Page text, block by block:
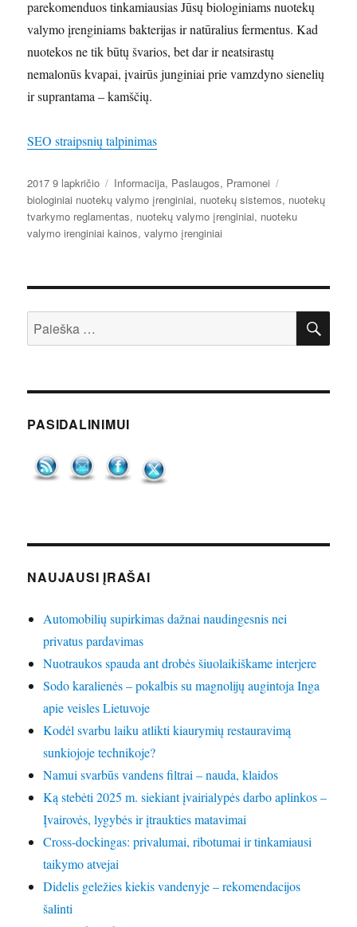
parekomenduos tinkamiausias Jūsų biologiniams nuotekų
valymo įrenginiams bakterijas ir natūralius fermentus. Kad
nuotekos ne tik būtų švarios, bet dar ir neatsirastų
nemalonūs kvapai, įvairūs junginiai prie vamzdyno sienelių
ir suprantama – kamščių.
SEO straipsnių talpinimas
Paskelbta
2017 9 lapkričio Kategorijos
Informacija, Paslaugos, Pramonei
biologiniai nuotekų valymo įrenginiai, nuotekų sistemos, nuotekų
tvarkymo reglamentas, nuotekų valymo įrenginiai, nuoteku
valymo irenginiai kainos,valymo įrenginiai
Ieškoti:
PASIDALINIMUI
NAUJAUSI ĮRAŠAI
Automobilių supirkimas dažnai naudingesnis nei
privatus pardavimas
Nuotraukos spauda ant drobės šiuolaikiškame interjere
Sodo karalienės – pokalbis su magnolijų augintoja Inga
apie veisles Lietuvoje
Kodėl svarbu laiku atlikti kiaurymių restauravimą
sunkiojoje technikoje?
Namui svarbūs vandens filtrai – nauda, klaidos
Ką stebėti 2025 m. siekiant įvairialypės darbo aplinkos –
Įvairovės, lygybės ir įtraukties matavimai
Cross-dockingas: privalumai, ribotumai ir tinkamiausi
taikymo atvejai
Didelis geležies kiekis vandenyje – rekomendacijos
šalinti